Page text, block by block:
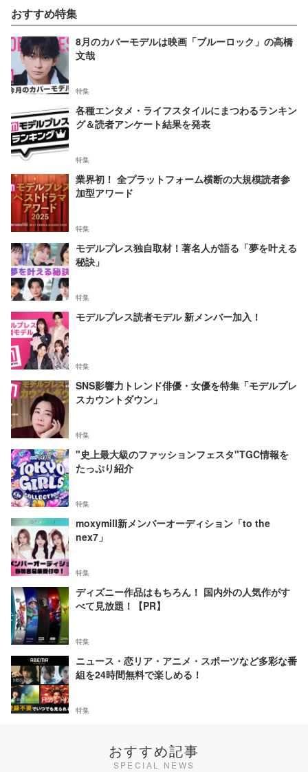
おすすめ特集
8月のカバーモデルは映画「ブルーロック」の高橋
文哉
特集
各種エンタメ・ライフスタイルにまつわるランキン
グ＆読者アンケート結果を発表
特集
業界初！ 全プラットフォーム横断の大規模読者参
加型アワード
特集
モデルプレス独自取材！著名人が語る「夢を叶える
秘訣」
特集
モデルプレス読者モデル 新メンバー加入！
特集
SNS影響力トレンド俳優・女優を特集「モデルプレ
スカウントダウン」
特集
"史上最大級のファッションフェスタ"TGC情報を
たっぷり紹介
特集
moxymill新メンバーオーディション「to the
nex7」
特集
ディズニー作品はもちろん！ 国内外の人気作がす
べて見放題！【PR】
特集
ニュース・恋リア・アニメ・スポーツなど多彩な番
組を24時間無料で楽しめる！
特集
おすすめ記事
SPECIAL NEWS